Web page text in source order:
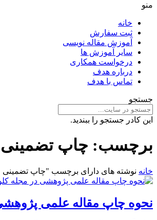
منو
خانه
ثبت سفارش
آموزش مقاله نویسی
سایر آموزش ها
درخواست همکاری
درباره هدف
تماس با هدف
جستجو
این کادر جستجو را ببندید.
برچسب: چاپ
خانه نوشته های دارای برچسب "چاپ تضمینی
نحوه چاپ مقاله علمی